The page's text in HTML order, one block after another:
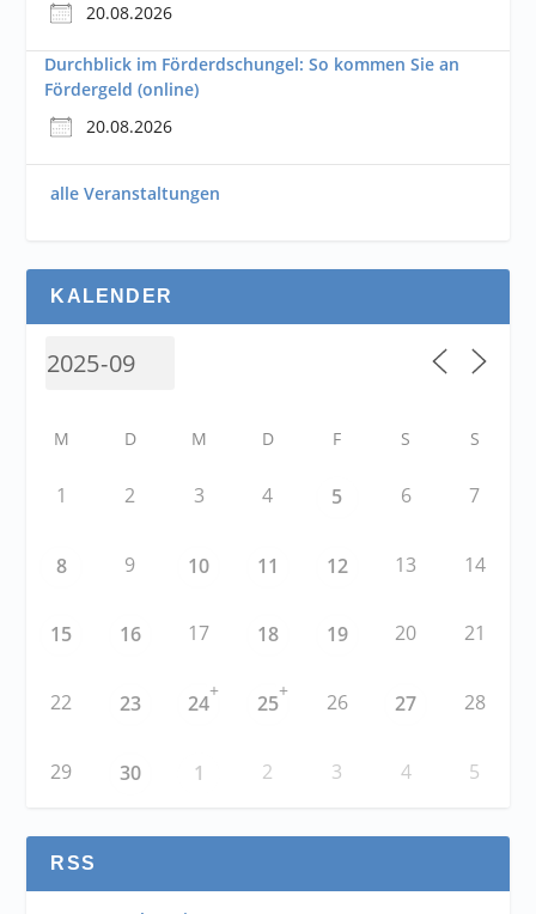
20.08.2026
Durchblick im Förderdschungel: So kommen Sie an
Fördergeld (online)
20.08.2026
alle Veranstaltungen
KALENDER
M D M D F S S
1 2 3 4 5 6 7
8 9 10 11 12 13 14
15 16 17 18 19 20 21
22 23 24
+
25
+ 26 27 28
29 30 1 2 3 4 5
RSS